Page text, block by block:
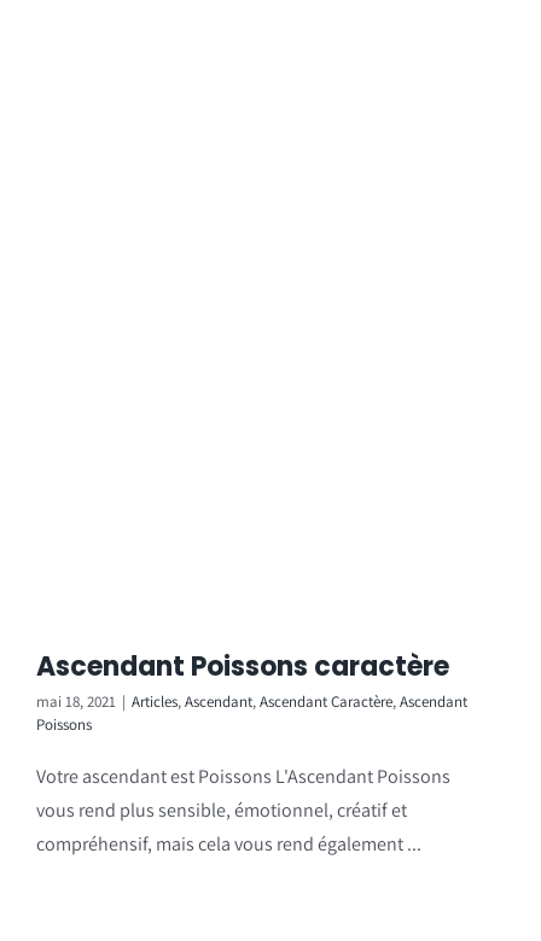
Ascendant Poissons caractère
mai 18, 2021 | Articles,Ascendant,Ascendant Caractère,Ascendant
Poissons
Votre ascendant est Poissons L'Ascendant Poissons
vous rend plus sensible, émotionnel, créatif et
compréhensif, mais cela vous rend également ...